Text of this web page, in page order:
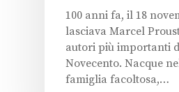
100 anni fa, il 18
lasciava Marcel
autori più importanti
Novecento. Nacque
famiglia facoltosa,…